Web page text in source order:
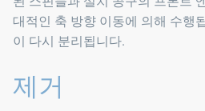
대적인 축 방향 이동에 의해 수행
이 다시 분리됩니다.
제거